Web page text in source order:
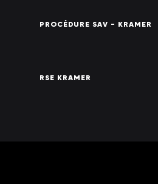
PROCÉDURE SAV - KRAMER
RSE KRAMER